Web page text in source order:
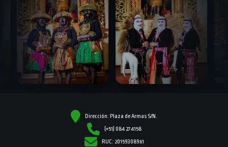
Dirección: Plaza de Armas S/N.
(+51) 084 274158
RUC: 20159308961